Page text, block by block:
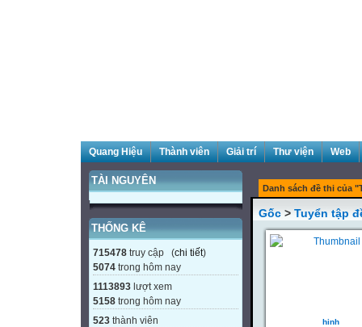
Quang Hiệu Thành viên Giải trí Thư viện Web
TÀI NGUYÊN
THỐNG KÊ
715478 truy cập (chi tiết)
5074 trong hôm nay
1113893 lượt xem
5158 trong hôm nay
523 thành viên
Danh sách đề thi của
Gốc > Tuyển tập
hinh